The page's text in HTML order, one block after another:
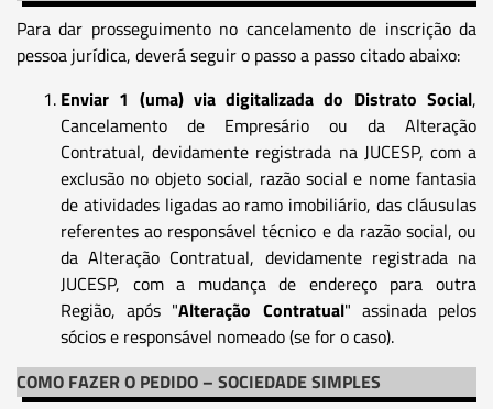
Para dar prosseguimento no cancelamento de inscrição da
pessoa jurídica, deverá seguir o passo a passo citado abaixo:
Enviar 1 (uma) via digitalizada do Distrato Social,
Cancelamento de Empresário ou da Alteração
Contratual, devidamente registrada na JUCESP, com a
exclusão no objeto social, razão social e nome fantasia
de atividades ligadas ao ramo imobiliário, das cláusulas
referentes ao responsável técnico e da razão social, ou
da Alteração Contratual, devidamente registrada na
JUCESP, com a mudança de endereço para outra
Região, após "Alteração Contratual" assinada pelos
sócios e responsável nomeado (se for o caso).
COMO FAZER O PEDIDO – SOCIEDADE SIMPLES